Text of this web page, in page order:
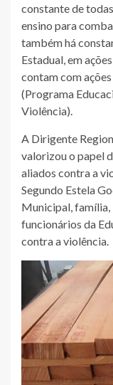
constante de
ensino para
também há
Estadual, em
contam com
(Programa
Violência).
A Dirigente
valorizou o papel
aliados contra a
Segundo Estela
Municipal,
funcionários da
contra a violência.